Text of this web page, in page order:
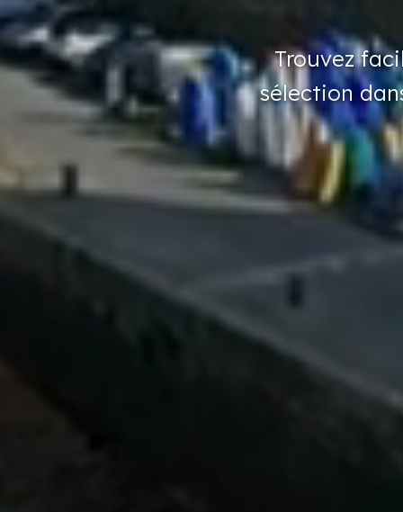
Trouvez
sélection